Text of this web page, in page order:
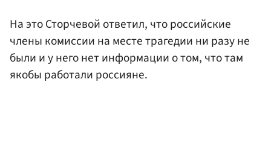
На это Сторчевой ответил, что российские
члены комиссии на месте трагедии ни разу не
были и у него нет информации о том, что там
якобы работали россияне.